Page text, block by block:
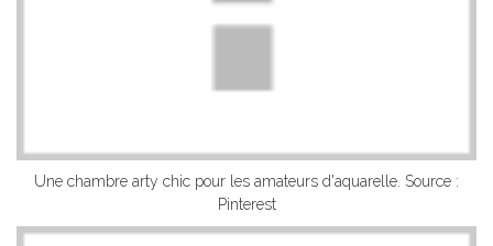
Une chambre arty chic pour les amateurs d'aquarelle. Source :
Pinterest